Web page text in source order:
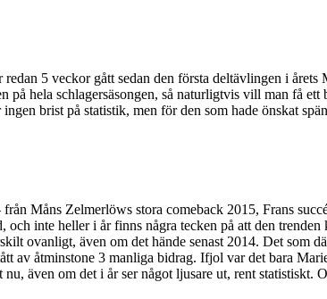
redan 5 veckor gått sedan den första deltävlingen i
på hela schlagersäsongen, så naturligtvis vill man få
brist på statistik, men för den som hade önskat
Måns Zelmerlöws stora comeback 2015, Frans
och inte heller i år finns några tecken på att den
ovanligt, även om det hände senast 2014. Det som
av åtminstone 3 manliga bidrag. Ifjol var det bara
även om det i år ser något ljusare ut, rent